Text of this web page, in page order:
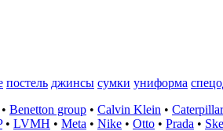
постель джинсы сумки униформа
• Benetton group • Calvin Klein • Caterpillar
• LVMH • Meta • Nike • Otto • Prada •